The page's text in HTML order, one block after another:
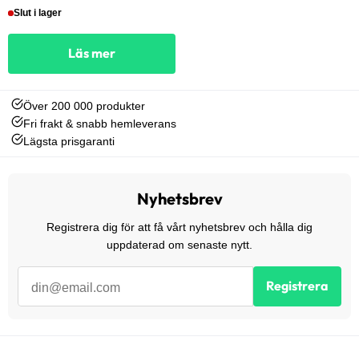
Slut i lager
Läs mer
Över 200 000 produkter
Fri frakt & snabb hemleverans
Lägsta prisgaranti
Nyhetsbrev
Registrera dig för att få vårt nyhetsbrev och hålla dig
uppdaterad om senaste nytt.
Registrera